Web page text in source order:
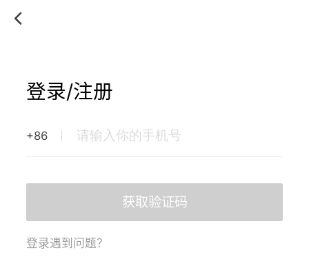
登录/注册
+86
获取验证码
登录遇到问题？